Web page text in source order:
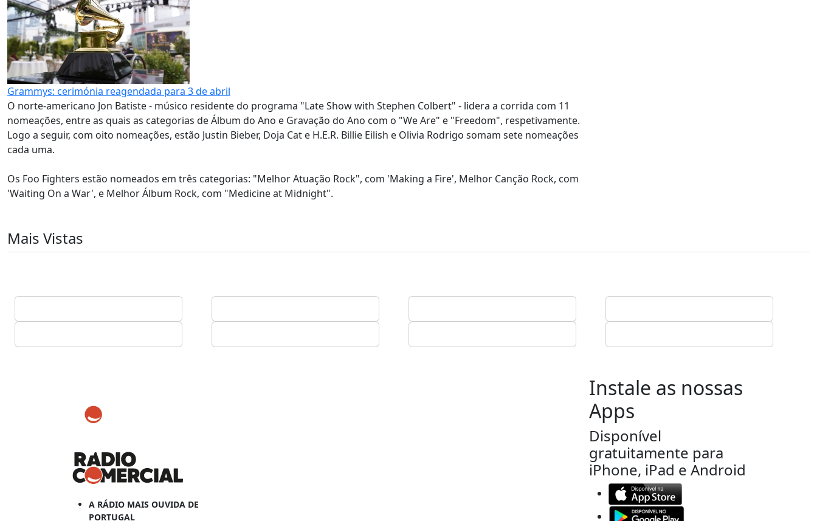
Grammys: cerimónia reagendada para 3 de abril
O norte-americano Jon Batiste - músico residente do programa "Late Show with Stephen Colbert" - lidera a corrida com 11
nomeações, entre as quais as categorias de Álbum do Ano e Gravação do Ano com o "We Are" e "Freedom", respetivamente.
Logo a seguir, com oito nomeações, estão Justin Bieber, Doja Cat e H.E.R. Billie Eilish e Olivia Rodrigo somam sete nomeações
cada uma.
Os Foo Fighters estão nomeados em três categorias: "Melhor Atuação Rock", com 'Making a Fire', Melhor Canção Rock, com
'Waiting On a War', e Melhor Álbum Rock, com "Medicine at Midnight".
Mais Vistas
A RÁDIO MAIS OUVIDA DE
PORTUGAL
Instale as nossas
Apps
Disponível
gratuitamente para
iPhone, iPad e Android